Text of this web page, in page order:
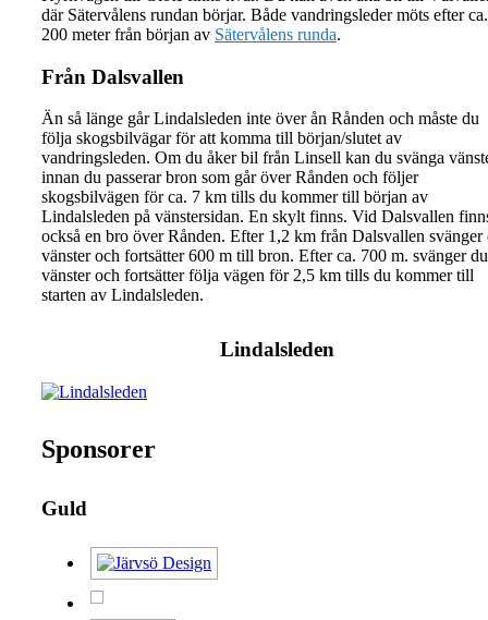
där Sätervålens rundan börjar. Både vandringsleder möts efter ca.
200 meter från början av Sätervålens runda.
Från Dalsvallen
Än så länge går Lindalsleden inte över ån Rånden och måste du
följa skogsbilvägar för att komma till början/slutet av
vandringsleden. Om du åker bil från Linsell kan du svänga
innan du passerar bron som går över Rånden och följer
skogsbilvägen för ca. 7 km tills du kommer till början av
Lindalsleden på vänstersidan. En skylt finns. Vid Dalsvallen
också en bro över Rånden. Efter 1,2 km från Dalsvallen svänger
vänster och fortsätter 600 m till bron. Efter ca. 700 m. svänger du
vänster och fortsätter följa vägen för 2,5 km tills du kommer till
starten av Lindalsleden.
Lindalsleden
Sponsorer
Guld